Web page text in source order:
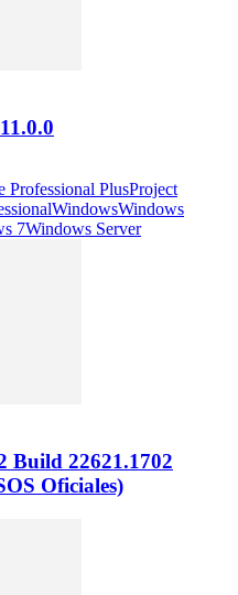
Professional PlusProject
WindowsWindows
7Windows Server
Build 22621.1702
Oficiales)